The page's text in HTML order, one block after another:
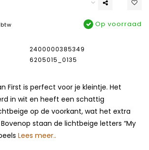
Op voorraad
2400000385349
6205015_0135
First is perfect voor je kleintje. Het
in wit en heeft een schattig
op de voorkant, wat het extra
staan de lichtbeige letters “My
Lees meer..